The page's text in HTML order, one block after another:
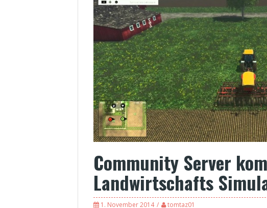
Community Server
Landwirtschafts
1. November 2014 tomtaz01